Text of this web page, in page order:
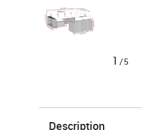
1 /5
Description